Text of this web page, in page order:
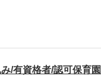
/有資格者/認可保育